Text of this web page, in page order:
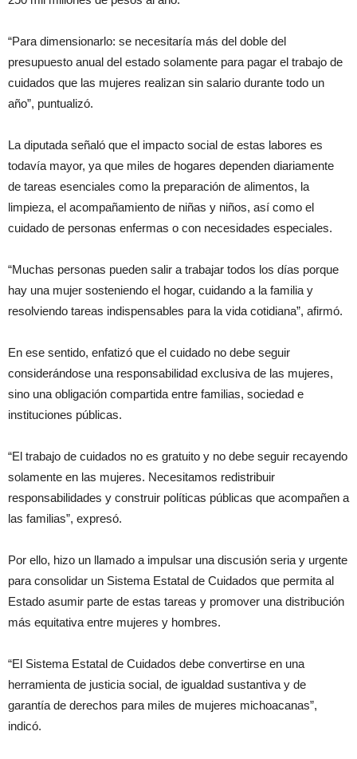
“Para dimensionarlo: se necesitaría más del doble del
presupuesto anual del estado solamente para pagar el trabajo de
cuidados que las mujeres realizan sin salario durante todo un
año”, puntualizó.
La diputada señaló que el impacto social de estas labores es
todavía mayor, ya que miles de hogares dependen diariamente
de tareas esenciales como la preparación de alimentos, la
limpieza, el acompañamiento de niñas y niños, así como el
cuidado de personas enfermas o con necesidades especiales.
“Muchas personas pueden salir a trabajar todos los días porque
hay una mujer sosteniendo el hogar, cuidando a la familia y
resolviendo tareas indispensables para la vida cotidiana”, afirmó.
En ese sentido, enfatizó que el cuidado no debe seguir
considerándose una responsabilidad exclusiva de las mujeres,
sino una obligación compartida entre familias, sociedad e
instituciones públicas.
“El trabajo de cuidados no es gratuito y no debe seguir recayendo
solamente en las mujeres. Necesitamos redistribuir
responsabilidades y construir políticas públicas que acompañen a
las familias”, expresó.
Por ello, hizo un llamado a impulsar una discusión seria y urgente
para consolidar un Sistema Estatal de Cuidados que permita al
Estado asumir parte de estas tareas y promover una distribución
más equitativa entre mujeres y hombres.
“El Sistema Estatal de Cuidados debe convertirse en una
herramienta de justicia social, de igualdad sustantiva y de
garantía de derechos para miles de mujeres michoacanas”,
indicó.